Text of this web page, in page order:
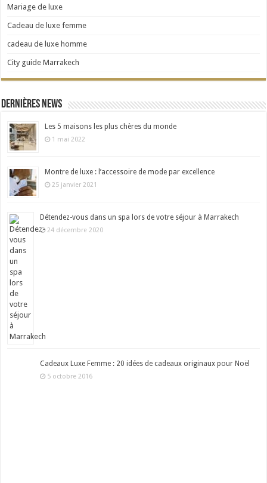
Mariage de luxe
Cadeau de luxe femme
cadeau de luxe homme
City guide Marrakech
Dernières news
Les 5 maisons les plus chères du monde
1 mai 2022
Montre de luxe : l’accessoire de mode par excellence
25 janvier 2021
Détendez-vous dans un spa lors de votre séjour à Marrakech
24 décembre 2020
Cadeaux Luxe Femme : 20 idées de cadeaux originaux pour Noël
5 octobre 2016